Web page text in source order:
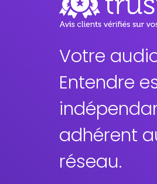
Votre
Entendre
adhérent
réseau.